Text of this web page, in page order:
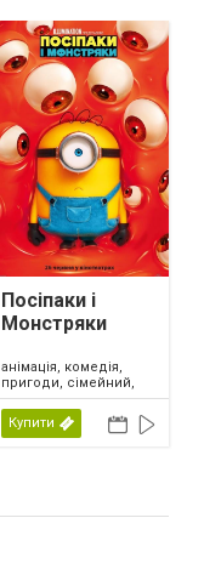
Посіпаки і
Монстряки
анімація, комедія,
пригоди, сімейний,
США, 2026
Купити